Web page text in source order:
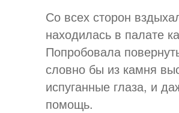
Со всех сторон
находилась в палате
Попробовала
словно бы из камня
испуганные глаза, и
помощь.